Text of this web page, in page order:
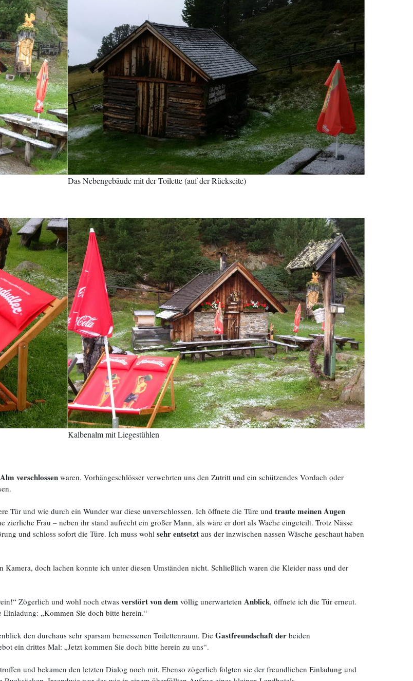
Das Nebengebäude mit der Toilette (auf der Rückseite)
Kalbenalm mit Liegestühlen
Alm verschlossen waren. Vorhängeschlösser verwehrten uns den Zutritt und ein schützendes Vordach oder
Tür und wie durch ein Wunder war diese unverschlossen. Ich öffnete die Türe und traute meinen Augen
Frau – neben ihr stand aufrecht ein großer Mann, als wäre er dort als Wache eingeteilt. Trotz Nässe
und schloss sofort die Türe. Ich muss wohl sehr entsetzt aus der inzwischen nassen Wäsche geschaut haben
doch lachen konnte ich unter diesen Umständen nicht. Schließlich waren die Kleider nass und der
Zögerlich und wohl noch etwasverstört von dem völlig unerwarteten Anblick, öffnete ich die Tür erneut.
„Kommen Sie doch bitte herein.“
den durchaus sehr sparsam bemessenen Toilettenraum. Die Gastfreundschaft der beiden
ein drittes Mal: „Jetzt kommen Sie doch bitte herein zu uns“.
und bekamen den letzten Dialog noch mit. Ebenso zögerlich folgten sie der freundlichen Einladung und